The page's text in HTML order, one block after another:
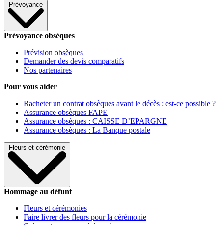
Prévoyance
Prévoyance obsèques
Prévision obsèques
Demander des devis comparatifs
Nos partenaires
Pour vous aider
Racheter un contrat obsèques avant le décès : est-ce possible ?
Assurance obsèques FAPE
Assurance obsèques : CAISSE D’EPARGNE
Assurance obsèques : La Banque postale
Fleurs et cérémonie
Hommage au défunt
Fleurs et cérémonies
Faire livrer des fleurs pour la cérémonie